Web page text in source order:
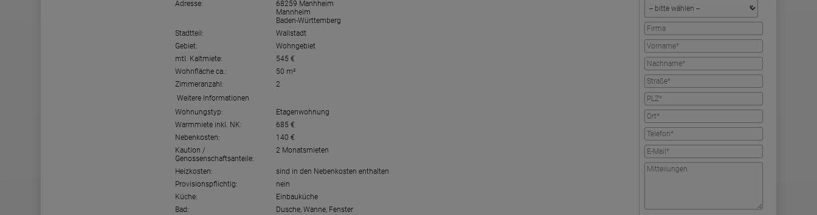
Adresse:
68259 Manhheim
Mannheim
Baden-Württemberg
Stadtteil:
Wallstadt
Gebiet:
Wohngebiet
mtl. Kaltmiete:
545 €
Wohnfläche ca.:
50 m²
Zimmeranzahl:
2
Weitere Informationen
Wohnungstyp:
Etagenwohnung
Warmmiete inkl. NK:
685 €
Nebenkosten:
140 €
Kaution /
Genossenschaftsanteile:
2 Monatsmieten
Heizkosten:
sind in den Nebenkosten enthalten
Provisionspflichtig:
nein
Küche:
Einbauküche
Bad:
Dusche, Wanne, Fenster